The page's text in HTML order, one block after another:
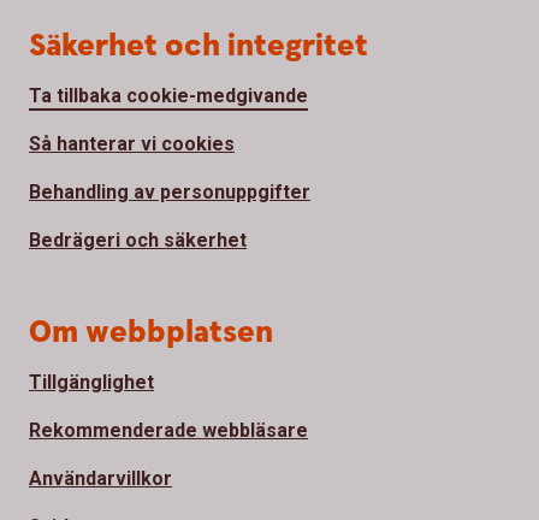
Säkerhet och integritet
Ta tillbaka cookie-medgivande
Så hanterar vi cookies
Behandling av personuppgifter
Bedrägeri och säkerhet
Om webbplatsen
Tillgänglighet
Rekommenderade webbläsare
Användarvillkor